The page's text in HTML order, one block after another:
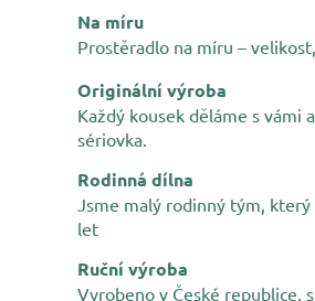
Na míru
Prostěradlo na míru –
Originální výroba
Každý kousek děláme s vámi
sériovka.
Rodinná dílna
Jsme malý rodinný tým,
let
Ruční výroba
Vyrobeno v České republice,